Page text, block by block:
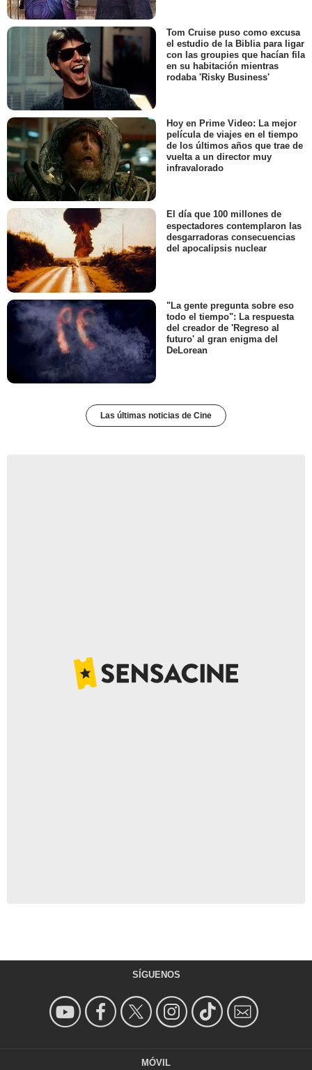
Tom Cruise puso como excusa
el estudio de la Biblia para ligar
con las groupies que hacían fila
en su habitación mientras
rodaba 'Risky Business'
Hoy en Prime Video: La mejor
película de viajes en el tiempo
de los últimos años que trae de
vuelta a un director muy
infravalorado
El día que 100 millones de
espectadores contemplaron las
desgarradoras consecuencias
del apocalipsis nuclear
"La gente pregunta sobre eso
todo el tiempo": La respuesta
del creador de 'Regreso al
futuro' al gran enigma del
DeLorean
Las últimas noticias de Cine
SÍGUENOS
MÓVIL